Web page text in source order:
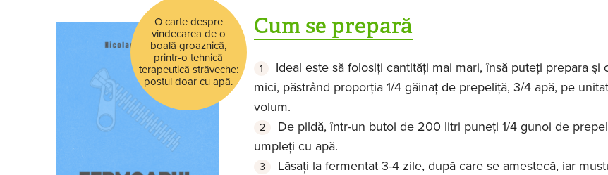
O carte despre
vindecarea de o
boală groaznică,
printr-o tehnică
terapeutică străveche:
postul doar cu apă.
Cum se prepară
Ideal este să folosiţi cantităţi mai mari, însă puteţi prepara şi
mici, păstrând proporţia 1/4 găinaţ de prepeliţă, 3/4 apă, pe
volum.
De pildă, într-un butoi de 200 litri puneţi 1/4 gunoi de
umpleţi cu apă.
Lăsaţi la fermentat 3-4 zile, după care se amestecă, iar